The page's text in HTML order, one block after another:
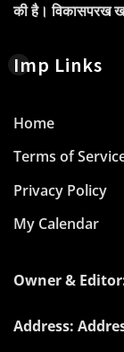
की है। विकासपरख
Imp Links
Home
Terms of
Privacy Policy
My Calendar
Owner &
Address: